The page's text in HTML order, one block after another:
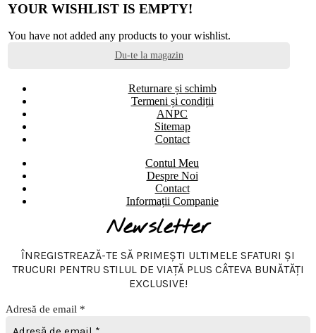
YOUR WISHLIST IS EMPTY!
You have not added any products to your wishlist.
Du-te la magazin
Returnare și schimb
Termeni și condiții
ANPC
Sitemap
Contact
Contul Meu
Despre Noi
Contact
Informații Companie
Newsletter
ÎNREGISTREAZĂ-TE SĂ PRIMEȘTI ULTIMELE SFATURI ȘI
TRUCURI PENTRU STILUL DE VIAȚĂ PLUS CÂTEVA BUNĂTĂȚI
EXCLUSIVE!
Adresă de email *